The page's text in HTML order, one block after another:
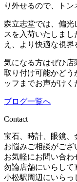
り外せるので、トン
森立志堂では、偏光
スを入荷いたしま
え、より快適な視界
気になる方はぜひ店
取り付け可能かどう
ッフまでお声がけく
ブログ一覧へ
Contact
宝石、時計、眼鏡、
お悩みご相談がござ
お気軽にお問い合わ
勿論店舗にいらして
小松駅周辺にいらっ